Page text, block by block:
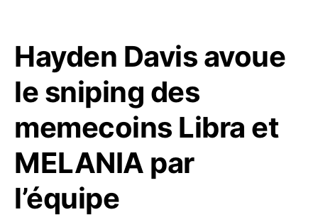
Hayden Davis avoue
le sniping des
memecoins Libra et
MELANIA par
l’équipe